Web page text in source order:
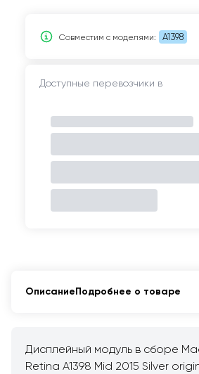
Совместим c моделями: A1398
Доступные перевозчики в
ОписаниеПодробнее о товаре
Дисплейный модуль в сборе
Retina A1398 Mid 2015 Silver